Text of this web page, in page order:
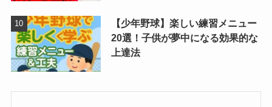
【少年野球】楽しい練習メニュー
20選！子供が夢中になる効果的な
上達法